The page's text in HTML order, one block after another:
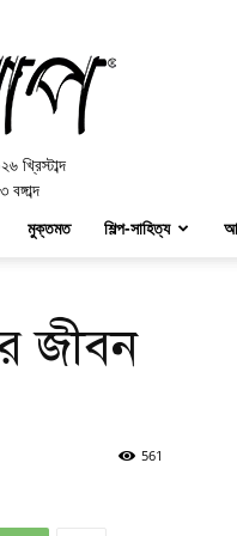
খ্রিস্টাব্দ
মুক্তমত শিল্প-সাহিত্য
জীবন
561